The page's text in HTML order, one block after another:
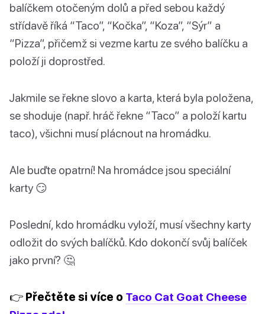
balíčkem otočeným dolů a před sebou každý
střídavě říká “Taco”, “Kočka”, “Koza”, “Sýr” a
“Pizza”, přičemž si vezme kartu ze svého balíčku a
položí ji doprostřed.
Jakmile se řekne slovo a karta, která byla položena,
se shoduje (např. hráč řekne “Taco” a položí kartu
taco), všichni musí plácnout na hromádku.
Ale buďte opatrní! Na hromádce jsou speciální
karty 😏
Poslední, kdo hromádku vyloží, musí všechny karty
odložit do svých balíčků. Kdo dokončí svůj balíček
jako první? 🤔
👉 Přečtěte si více o Taco Cat Goat Cheese